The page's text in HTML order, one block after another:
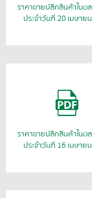
ราคาขายปลีกสินค้าในต
ประจำวันที่ 20 เมษาย
ราคาขายปลีกสินค้าในต
ประจำวันที่ 16 เมษาย